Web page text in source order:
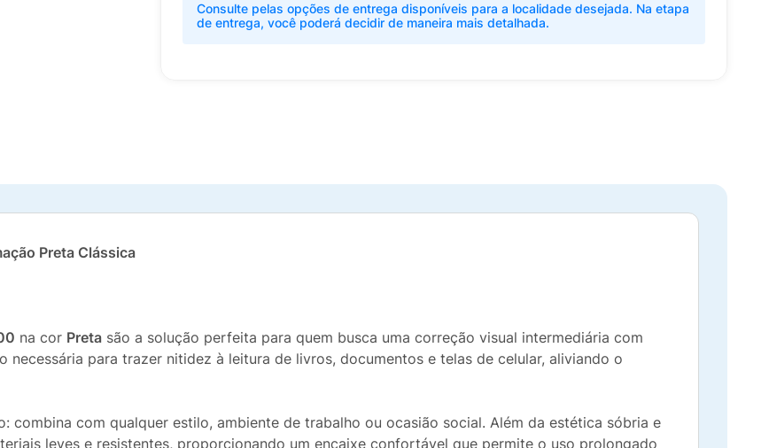
Consulte pelas opções de entrega disponíveis para a localidade desejada. Na etapa
de entrega, você poderá decidir de maneira mais detalhada.
Preta Clássica
na cor Preta são a solução perfeita para quem busca uma correção visual intermediária com
para trazer nitidez à leitura de livros, documentos e telas de celular, aliviando o
combina com qualquer estilo, ambiente de trabalho ou ocasião social. Além da estética sóbria e
leves e resistentes, proporcionando um encaixe confortável que permite o uso prolongado